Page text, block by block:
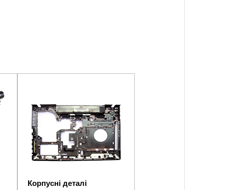
Корпусні деталі